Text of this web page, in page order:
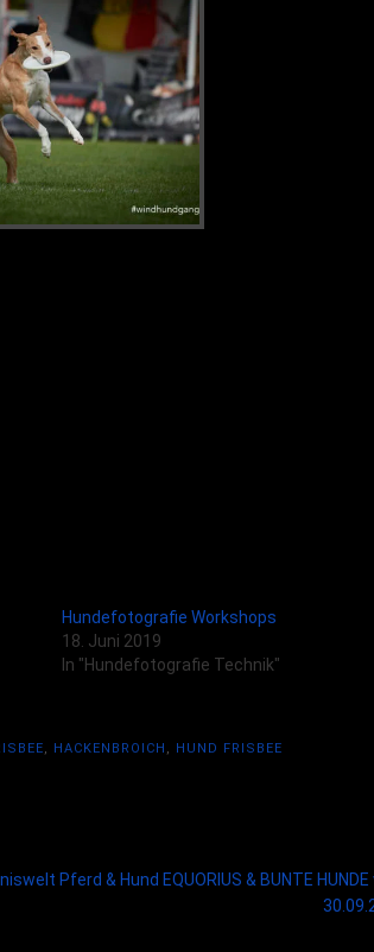
Hundefotografie Workshops
18. Juni 2019
In "Hundefotografie Technik"
, HACKENBROICH , HUND FRISBEE
Pferd & Hund EQUORIUS & BUNTE